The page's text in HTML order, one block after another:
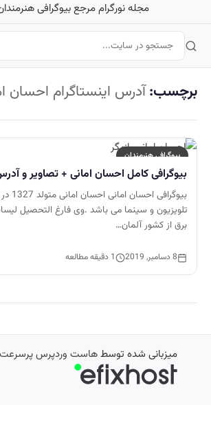
مجله نورگرام مرجع بیوگرافی
برچسب:آدرس اینستاگرام احسان
بیوگرافی هنرمندان
بیوگرافی کامل احسان امانی + تصاویر و
تلویزیون و سینما می باشد .وی فارغ التحصیل
برق از کشور آلمان…
8 دسامبر, 2019 1 دقیقه مطالعه
میزبانی شده توسطهاست وردپرس پرسرعت